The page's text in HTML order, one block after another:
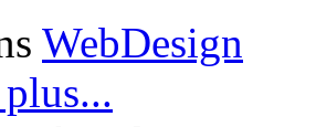
WebDesign